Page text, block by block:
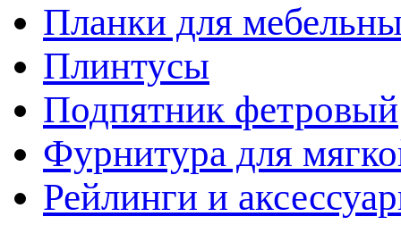
Планки для
Плинтусы
Подпятник фетровый
Фурнитура для
Рейлинги и